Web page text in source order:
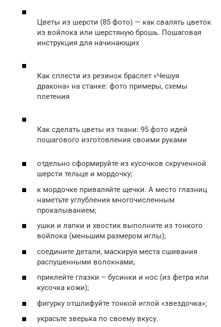
Цветы из шерсти (85 фото) — как свалять цветок
из войлока или шерстяную брошь. Пошаговая
инструкция для начинающих
Как сплести из резинок браслет «Чешуя
дракона» на станке: фото примеры, схемы
плетения
Как сделать цветы из ткани: 95 фото идей
пошагового изготовления своими руками
отдельно сформируйте из кусочков скрученной
шерсти тельце и мордочку;
к мордочке приваляйте щечки. А место глазниц
наметьте углубления многочисленным
прокалыванием;
ушки и лапки и хвостик выполните из тонкого
войлока (меньшим размером иглы);
соедините детали, маскируя места сшивания
распушенными волокнами;
приклейте глазки – бусинки и нос (из фетра или
кусочка кожи);
фигурку отшлифуйте тонкой иглой «звездочка»;
украсьте зверька по своему вкусу.